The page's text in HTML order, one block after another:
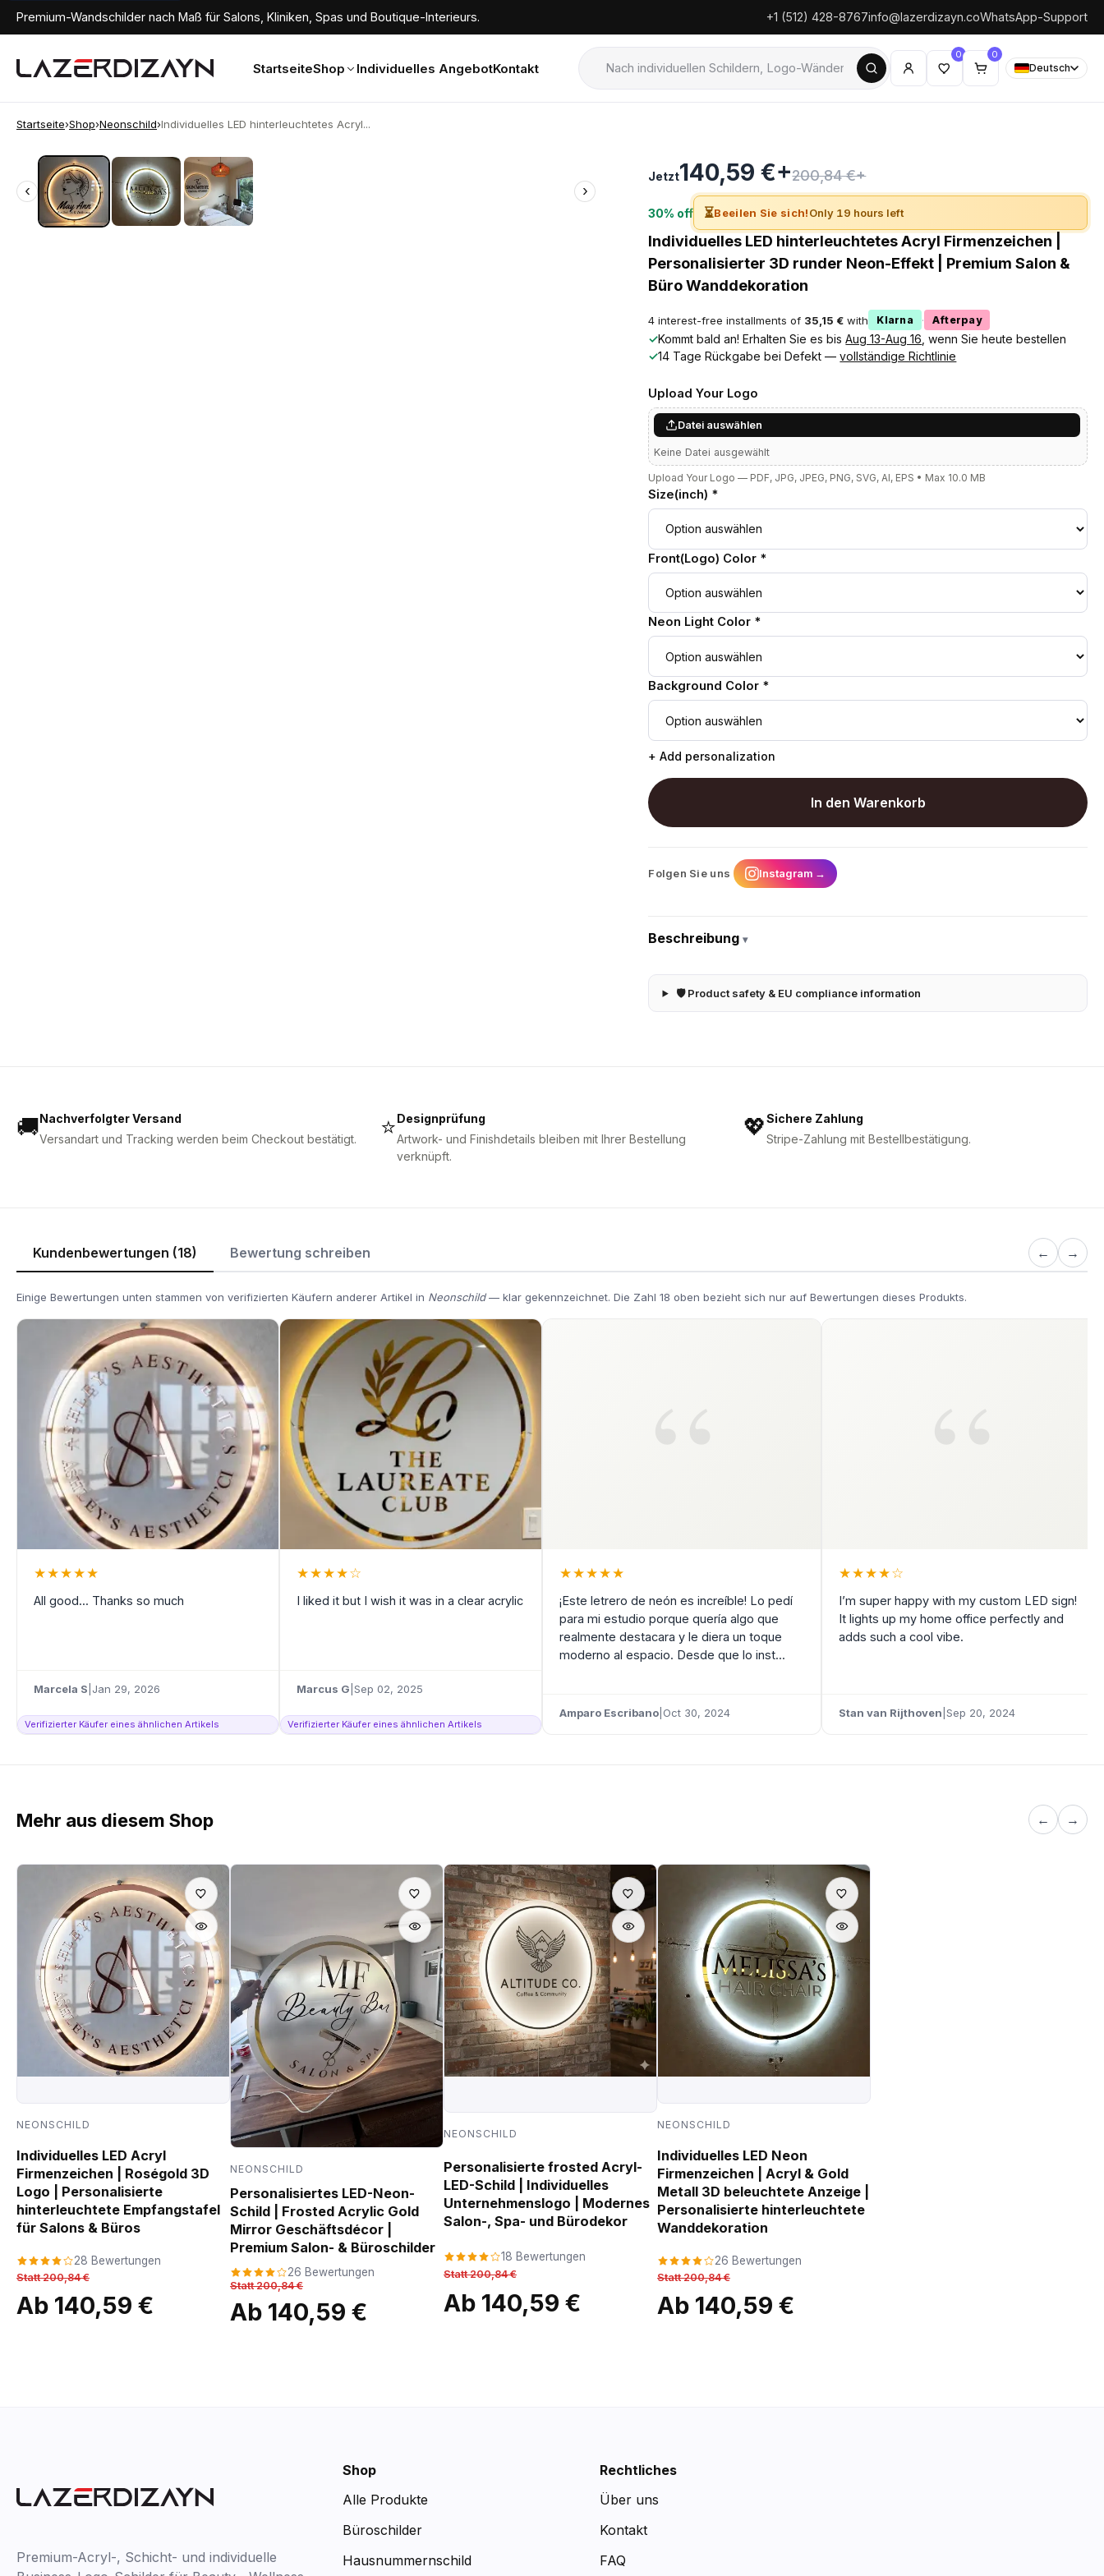
Premium-Wandschilder nach Maß für Salons, Kliniken, Spas und Boutique-Interieurs. +1 (512) 428-8767info@lazerdizayn.coWhatsApp-Support
StartseiteShop Individuelles AngebotKontakt
0 0
Deutsch
Startseite›Shop›Neonschild›Individuelles LED hinterleuchtetes Acryl...
‹ ›
‹
Jetzt140,59 €+200,84 €+
30% off ⏳Beeilen Sie sich!Only 19 hours left
Individuelles LED hinterleuchtetes Acryl Firmenzeichen |
Personalisierter 3D runder Neon-Effekt | Premium Salon &
Büro Wanddekoration
4 interest-free installments of 35,15 € with Klarna · Afterpay
✓Kommt bald an! Erhalten Sie es bisAug 13-Aug 16 , wenn Sie heute bestellen
✓14 Tage Rückgabe bei Defekt —vollständige Richtlinie
Upload Your Logo
Datei auswählen
Keine Datei ausgewählt
Upload Your Logo — PDF, JPG, JPEG, PNG, SVG, AI, EPS • Max 10.0 MB
Size(inch) *
Front(Logo) Color *
Neon Light Color *
Background Color *
+ Add personalization
In den Warenkorb
Folgen Sie uns Instagram →
Beschreibung▾
🛡 Product safety & EU compliance information
🚚Nachverfolgter Versand
Versandart und Tracking werden beim Checkout bestätigt.
⭐Designprüfung
Artwork- und Finishdetails bleiben mit Ihrer Bestellung
verknüpft.
💖Sichere Zahlung
Stripe-Zahlung mit Bestellbestätigung.
Kundenbewertungen (18) Bewertung schreiben ← →
Einige Bewertungen unten stammen von verifizierten Käufern anderer Artikel in Neonschild— klar gekennzeichnet. Die Zahl 18 oben bezieht sich nur auf Bewertungen dieses Produkts.
★★★★★
All good... Thanks so much
Marcela S Jan 29, 2026
Verifizierter Käufer eines ähnlichen Artikels
★★★★☆
I liked it but I wish it was in a clear acrylic
Marcus G Sep 02, 2025
Verifizierter Käufer eines ähnlichen Artikels
★★★★★
¡Este letrero de neón es increíble! Lo pedí
para mi estudio porque quería algo que
realmente destacara y le diera un toque
moderno al espacio. Desde que lo inst...
Amparo Escribano Oct 30, 2024
★★★★☆
I’m super happy with my custom LED sign!
It lights up my home office perfectly and
adds such a cool vibe.
Stan van Rijthoven Sep 20, 2024
Mehr aus diesem Shop ← →
NEONSCHILD
Individuelles LED Acryl
Firmenzeichen | Roségold 3D
Logo | Personalisierte
hinterleuchtete Empfangstafel
für Salons & Büros
28 Bewertungen
Statt 200,84 €
Ab 140,59 €
NEONSCHILD
Personalisiertes LED-Neon-
Schild | Frosted Acrylic Gold
Mirror Geschäftsdécor |
Premium Salon- & Büroschilder
26 Bewertungen
Statt 200,84 €
Ab 140,59 €
NEONSCHILD
Personalisierte frosted Acryl-
LED-Schild | Individuelles
Unternehmenslogo | Modernes
Salon-, Spa- und Bürodekor
18 Bewertungen
Statt 200,84 €
Ab 140,59 €
NEONSCHILD
Individuelles LED Neon
Firmenzeichen | Acryl & Gold
Metall 3D beleuchtete Anzeige |
Personalisierte hinterleuchtete
Wanddekoration
26 Bewertungen
Statt 200,84 €
Ab 140,59 €
Premium-Acryl-, Schicht- und individuelle
Shop
Alle Produkte
Büroschilder
Hausnummernschild
Rechtliches
Über uns
Kontakt
FAQ